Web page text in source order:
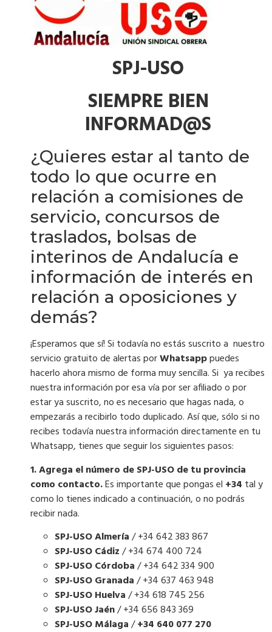
SPJ-USO
SIEMPRE BIEN
INFORMAD@S
¿Quieres estar al tanto de
todo lo que ocurre en
relación a comisiones de
servicio, concursos de
traslados, bolsas de
interinos de Andalucía e
información de interés en
relación a oposiciones y
demás?
¡Esperamos que sí! Si todavía no estás suscrito a nuestro
servicio gratuito de alertas porWhatsapppuedes
hacerlo ahora mismo de forma muy sencilla. Si ya recibes
nuestra información por esa vía por ser afiliado o por
estar ya suscrito, no es necesario que hagas nada, o
empezarás a recibirlo todo duplicado. Así que, sólo si no
recibes todavía nuestra información directamente en tu
Whatsapp, tienes que seguir los siguientes pasos:
1. Agrega el número de SPJ-USO de tu provincia
como contacto.Es importante que pongas el +34 tal y
como lo tienes indicado a continuación, o no podrás
recibir nada.
SPJ-USO Almería/ +34 642 383 867
SPJ-USO Cádiz/ +34 674 400 724
SPJ-USO Córdoba/ +34 642 334 900
SPJ-USO Granada/ +34 637 463 948
SPJ-USO Huelva/ +34 618 745 256
SPJ-USO Jaén/ +34 656 843 369
SPJ-USO Málaga/+34 640 077 270